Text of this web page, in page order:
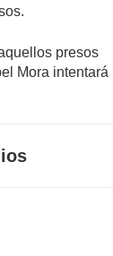
presos
Mora intentará